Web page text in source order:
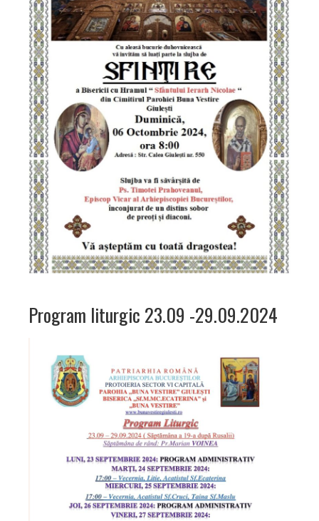
Program liturgic 23.09 -29.09.2024